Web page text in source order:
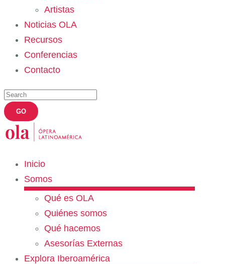
Artistas
Noticias OLA
Recursos
Conferencias
Contacto
Inicio
Somos
Qué es OLA
Quiénes somos
Qué hacemos
Asesorías Externas
Explora Iberoamérica